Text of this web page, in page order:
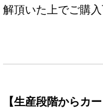
解頂いた上でご購入
【生産段階からカ